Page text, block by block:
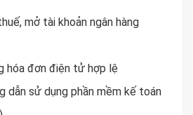
mở tài khoản ngân hàng
hóa đơn điện tử hợp lệ
dẫn sử dụng phần mềm kế toán